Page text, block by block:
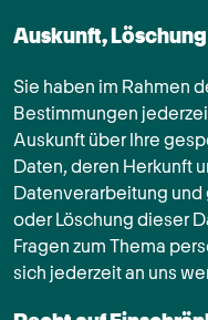
Auskunft,
Sie haben im Rahmen
Bestimmungen
Auskunft über Ihre
Daten, deren Herkunft
Datenverarbeitung und
oder Löschung dieser
Fragen zum Thema
sich jederzeit an uns